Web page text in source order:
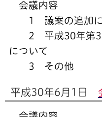
会議内容
1 議案の追加
2 平成30年第3回
について
3 その他
平成30年6月1日